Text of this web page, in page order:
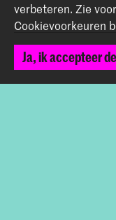
Graduation Show
Start je aanmelding
Werken bij de KABK
Contactinfo
verbeteren. Zie
Cookievoorkeuren
Ja, ik accepteer